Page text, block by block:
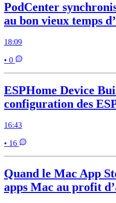
PodCenter
au bon vieux temps
18:09
• 0
ESPHome Device
configuration des
16:43
• 16
Quand le Mac App
apps Mac au profit